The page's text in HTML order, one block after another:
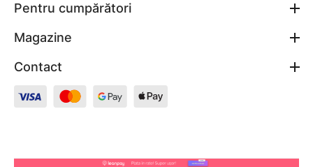
Pentru cumpărători
Magazine
Contact